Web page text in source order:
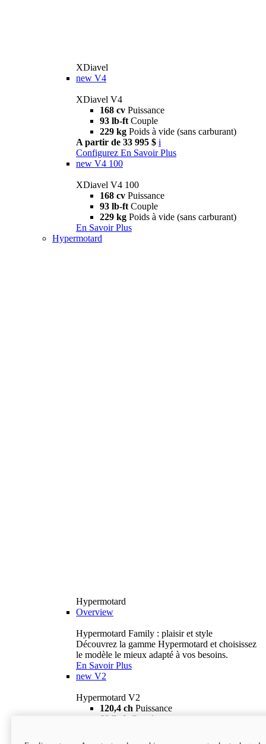
XDiavel
new V4
XDiavel V4
168 cv Puissance
93 lb-ft Couple
229 kg Poids à vide (sans carburant)
A partir de 33 995 $ i
Configurez En Savoir Plus
new V4 100
XDiavel V4 100
168 cv Puissance
93 lb-ft Couple
229 kg Poids à vide (sans carburant)
En Savoir Plus
Hypermotard
Hypermotard
Overview
Hypermotard Family : plaisir et style
Découvrez la gamme Hypermotard et choisissez
le modèle le mieux adapté à vos besoins.
En Savoir Plus
new V2
Hypermotard V2
120,4 ch Puissance
69 lb-ft
Couple
18 895 $